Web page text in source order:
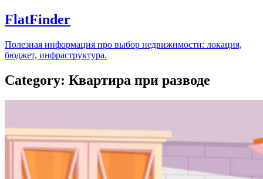
FlatFinder
Полезная информация про выбор недвижимости: локация,
бюджет, инфраструктура.
Category: Квартира при разводе